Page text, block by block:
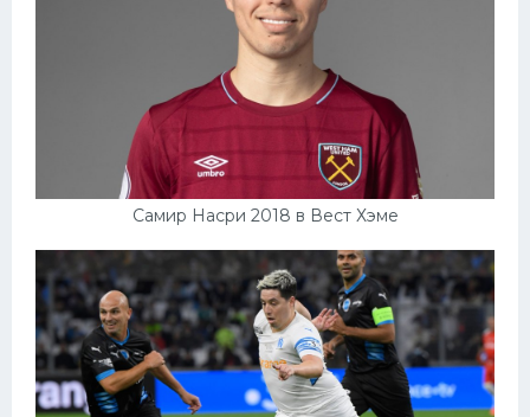
Самир Насри 2018 в Вест Хэме